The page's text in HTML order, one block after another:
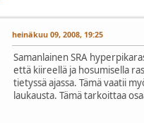
heinäkuu 09, 2008, 19:25
Samanlainen SRA
että kiireellä ja hosumisella
tietyssä ajassa. Tämä vaatii
laukausta. Tämä tarkoittaa